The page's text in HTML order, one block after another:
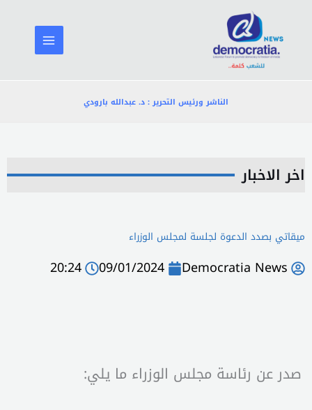
المحتوى
الناشر ورئيس التحرير : د. عبدالله بارودي
اخر الاخبار
ميقاتي بصدد الدعوة لجلسة لمجلس الوزراء
Democratia News
09/01/2024
20:24
صدر عن رئاسة مجلس الوزراء ما يلي: